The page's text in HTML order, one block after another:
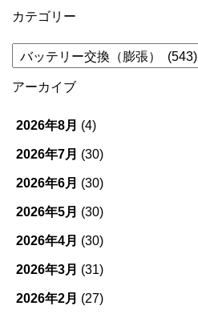
カテゴリー
テ
ゴ
ー
アーカイブ
2026年8月 (4)
2026年7月 (30)
2026年6月 (30)
2026年5月 (30)
2026年4月 (30)
2026年3月 (31)
2026年2月 (27)